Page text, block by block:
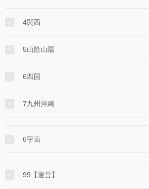
4関西
5山陰山陽
6四国
7九州沖縄
6宇宙
99【運営】